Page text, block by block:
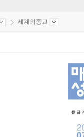
세계의종교